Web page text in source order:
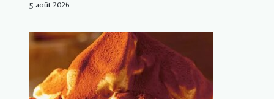
5 août 2026